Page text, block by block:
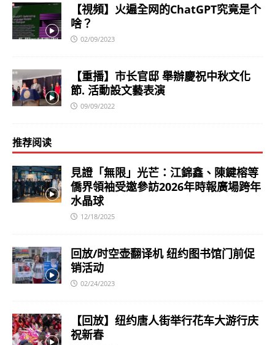
【視頻】火遍全网的ChatGPT究竟是个
啥？
02/09/2023
【重播】市长官邸 舉辦慶祝中秋文化
節. 活動設文藝表演
09/09/2022
推荐阅读
見證「無限」光芒：江錦鑫、陳鍵榕等
僑界領袖受邀參訪2026年時報廣場跨年
水晶球
12/18/2025
回放/时空壶翻译机 纽约图书馆门前促
销活动
02/24/2023
【回放】纽约唐人街举行花车大游行庆
祝新春